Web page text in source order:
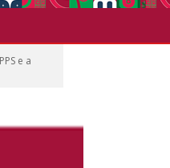
e a